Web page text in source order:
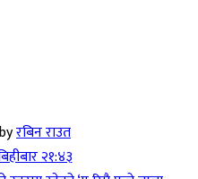
byरबिन राउत
२१:४३